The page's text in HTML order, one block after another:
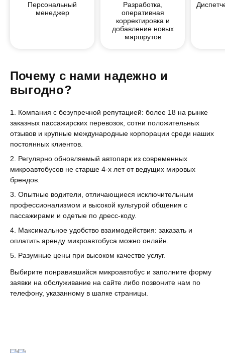
Персональный
менеджер
Разработка,
оперативная
корректировка и
добавление новых
маршрутов
Почему c нами надежно и
выгодно?
Компания с безупречной репутацией: более 18 на рынке
заказных пассажирских перевозок, сотни положительных
отзывов и крупные международные корпорации среди наших
постоянных клиентов.
Регулярно обновляемый автопарк из современных
микроавтобусов не старше 4-х лет от ведущих мировых
брендов.
Опытные водители, отличающиеся исключительным
профессионализмом и высокой культурой общения с
пассажирами и одетые по дресс-коду.
Максимальное удобство взаимодействия: заказать и
оплатить аренду микроавтобуса можно онлайн.
Разумные цены при высоком качестве услуг.
Выбирите понравившийся микроавтобус и заполните форму
заявки на обслуживание на сайте либо позвоните нам по
телефону, указанному в шапке страницы.